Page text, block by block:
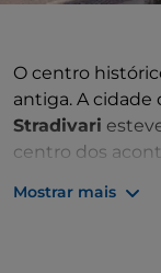
O centro
antiga. A
Stradivari
centro dos
Mostrar mais